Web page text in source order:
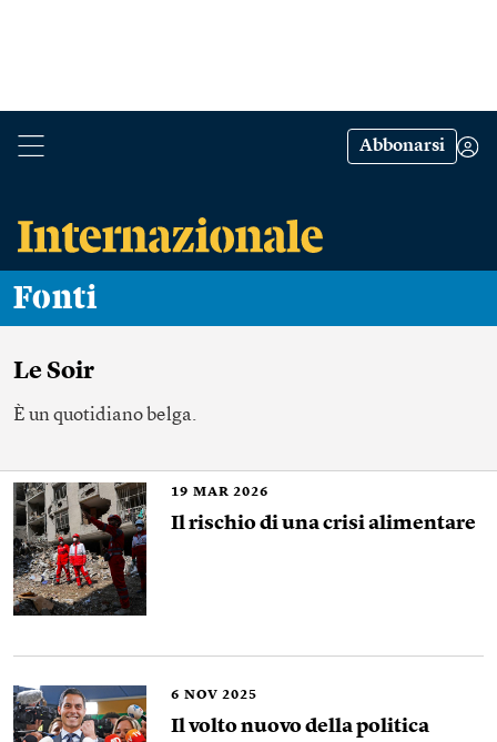
Abbonarsi
Fonti
Le Soir
È un quotidiano belga.
19 MAR 2026
Il rischio di una crisi alimentare
6 NOV 2025
Il volto nuovo della politica